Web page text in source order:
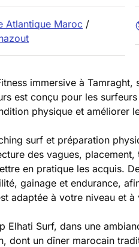
Atlantique Maroc /
immersive à
est conçu pour les
physique et améliorer
surf et préparation
des vagues,
en pratique les acquis.
gainage et endurance,
adaptée à votre niveau et
Elhati Surf, dans une
dont un dîner marocain